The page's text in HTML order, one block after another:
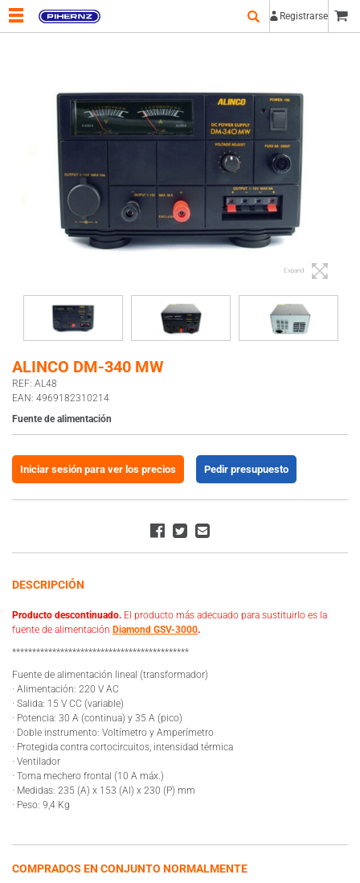
Registrarse
Expand
ALINCO DM-340 MW
REF: AL48
EAN: 4969182310214
Fuente de alimentación
Iniciar sesión para ver los precios Pedir presupuesto
DESCRIPCIÓN
Producto descontinuado. El producto más adecuado para sustituirlo es la
fuente de alimentación Diamond GSV-3000.
********************************************
Fuente de alimentación lineal (transformador)
· Alimentación: 220 V AC
· Salida: 15 V CC (variable)
· Potencia: 30 A (continua) y 35 A (pico)
· Doble instrumento: Voltímetro y Amperímetro
· Protegida contra cortocircuitos, intensidad térmica
· Ventilador
· Toma mechero frontal (10 A máx.)
· Medidas: 235 (A) x 153 (Al) x 230 (P) mm
· Peso: 9,4 Kg
COMPRADOS EN CONJUNTO NORMALMENTE